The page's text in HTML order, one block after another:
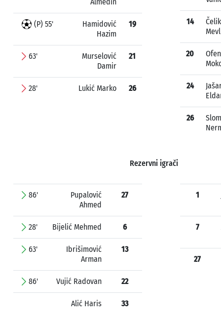
(P) 55'
Hamidović
Hazim
19
63'
Murselović
Damir
21
28' Lukić Marko 26
14
20
24
26
Rezervni igrači
86'
Pupalović
Ahmed
27
28' Bijelić Mehmed 6
63'
Ibrišimović
Arman
13
86' Vujić Radovan 22
Alić Haris 33
1
7
27